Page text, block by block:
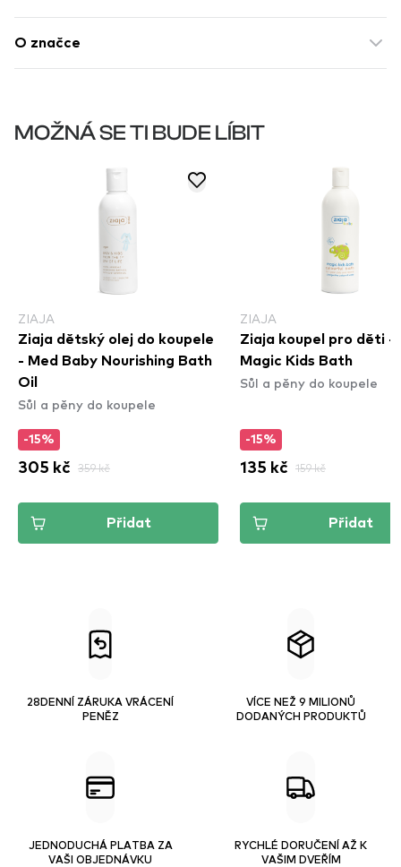
O značce
MOŽNÁ SE TI BUDE LÍBIT
ZIAJA
Ziaja dětský olej do koupele
- Med Baby Nourishing Bath
Oil
Sůl a pěny do koupele
-15%
305 kč 359 kč
Přidat
ZIAJA
Ziaja koupel pro děti -
Magic Kids Bath
Sůl a pěny do koupele
-15%
135 kč 159 kč
Přidat
28DENNÍ ZÁRUKA VRÁCENÍ
PENĚZ
VÍCE NEŽ 9 MILIONŮ
DODANÝCH PRODUKTŮ
JEDNODUCHÁ PLATBA ZA
VAŠI OBJEDNÁVKU
RYCHLÉ DORUČENÍ AŽ K
VAŠIM DVEŘÍM